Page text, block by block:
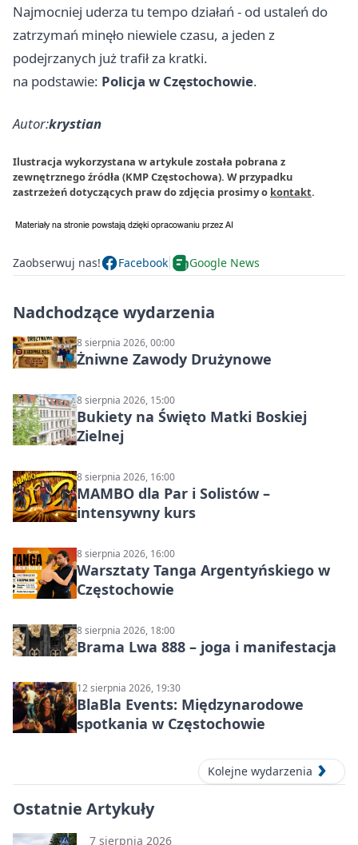
Najmocniej uderza tu tempo działań - od ustaleń do
zatrzymań minęło niewiele czasu, a jeden z
podejrzanych już trafił za kratki.
na podstawie: Policja w Częstochowie.
Autor:krystian
Ilustracja wykorzystana w artykule została pobrana z
zewnętrznego źródła (KMP Częstochowa). W przypadku
zastrzeżeń dotyczących praw do zdjęcia prosimy o kontakt.
Zaobserwuj nas! Facebook Google News
Nadchodzące wydarzenia
8 sierpnia 2026, 00:00
Żniwne Zawody Drużynowe
8 sierpnia 2026, 15:00
Bukiety na Święto Matki Boskiej
Zielnej
8 sierpnia 2026, 16:00
MAMBO dla Par i Solistów –
intensywny kurs
8 sierpnia 2026, 16:00
Warsztaty Tanga Argentyńskiego w
Częstochowie
8 sierpnia 2026, 18:00
Brama Lwa 888 – joga i manifestacja
12 sierpnia 2026, 19:30
BlaBla Events: Międzynarodowe
spotkania w Częstochowie
Kolejne wydarzenia
Ostatnie Artykuły
7 sierpnia 2026